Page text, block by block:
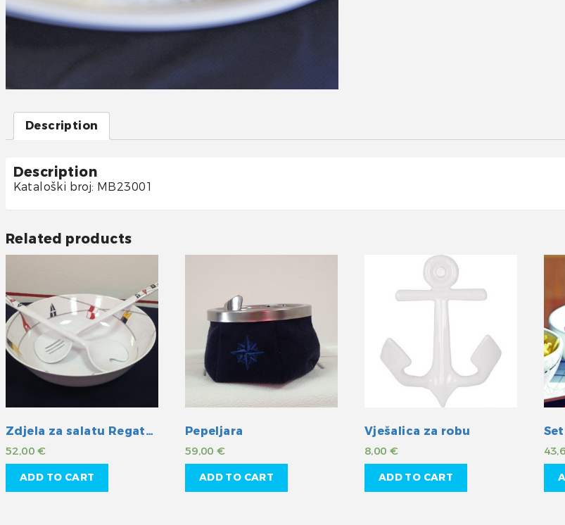
Description
Description
Kataloški broj: MB23001
Related products
Zdjela za salatu Regata 3/1
52,00€
ADD TO CART
Pepeljara
59,00€
ADD TO CART
Vješalica za robu
8,00 €
ADD TO CART